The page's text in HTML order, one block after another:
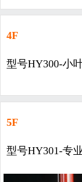
4F
型号HY300-小
5F
型号HY301-专